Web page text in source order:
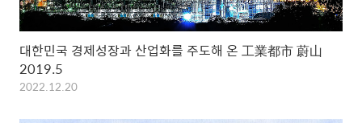
대한민국 경제성장과 산업화를 주도해 온 工業都市 蔚山
2019.5
2022.12.20